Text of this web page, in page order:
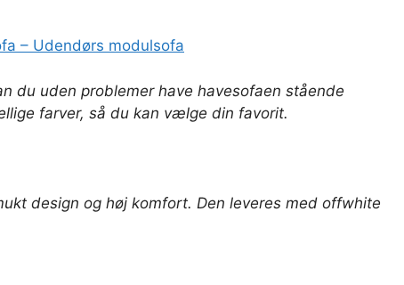
– Udendørs modulsofa
du uden problemer have havesofaen stående
farver, så du kan vælge din favorit.
design og høj komfort. Den leveres med offwhite